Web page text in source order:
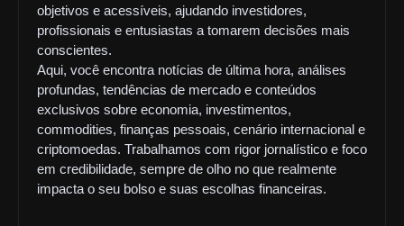
objetivos e acessíveis, ajudando investidores,
profissionais e entusiastas a tomarem decisões mais
conscientes.
Aqui, você encontra notícias de última hora, análises
profundas, tendências de mercado e conteúdos
exclusivos sobre economia, investimentos,
commodities, finanças pessoais, cenário internacional e
criptomoedas. Trabalhamos com rigor jornalístico e foco
em credibilidade, sempre de olho no que realmente
impacta o seu bolso e suas escolhas financeiras.